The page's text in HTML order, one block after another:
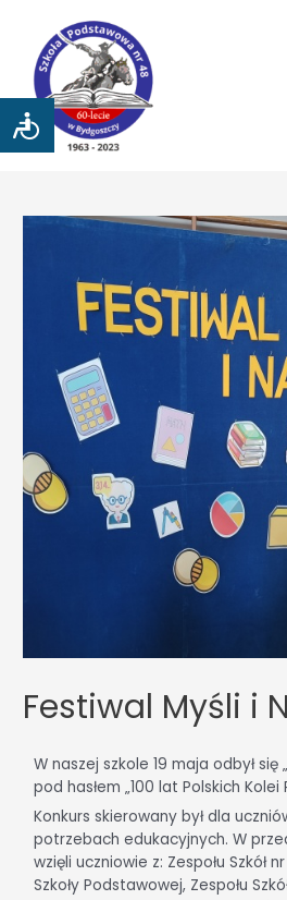
Festiwal Myśli i
W naszej szkole 19 maja odbył się
pod hasłem „100 lat Polskich Kolei
Konkurs skierowany był dla
potrzebach edukacyjnych. W
wzięli uczniowie z: Zespołu Szkół
Szkoły Podstawowej, Zespołu